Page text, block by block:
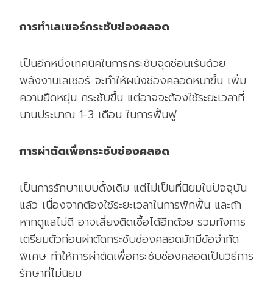
การทำเลเซอร์กระชับช่องคลอด
เป็นอีกหนึ่งเทคนิคในการกระชับจุดซ่อนเร้นด้วย
พลังงานเลเซอร์ จะทำให้ผนังช่องคลอดหนาขึ้น เพิ่ม
ความยืดหยุ่น กระชับขึ้น แต่อาจจะต้องใช้ระยะเวลาที่
นานประมาณ 1-3 เดือน ในการฟื้นฟู
การผ่าตัดเพื่อกระชับช่องคลอด
เป็นการรักษาแบบดั้งเดิม แต่ไม่เป็นที่นิยมในปัจจุบัน
แล้ว เนื่องจากต้องใช้ระยะเวลาในการพักฟื้น และถ้า
หากดูแลไม่ดี อาจเสี่ยงติดเชื้อได้อีกด้วย รวมท้งการ
เตรียมตัวก่อนผ่าตัดกระชับช่องคลอดมักมีข้อจำกัด
พิเศษ ทำให้การผ่าตัดเพื่อกระชับช่องคลอดเป็นวิธีการ
รักษาที่ไม่นิยม